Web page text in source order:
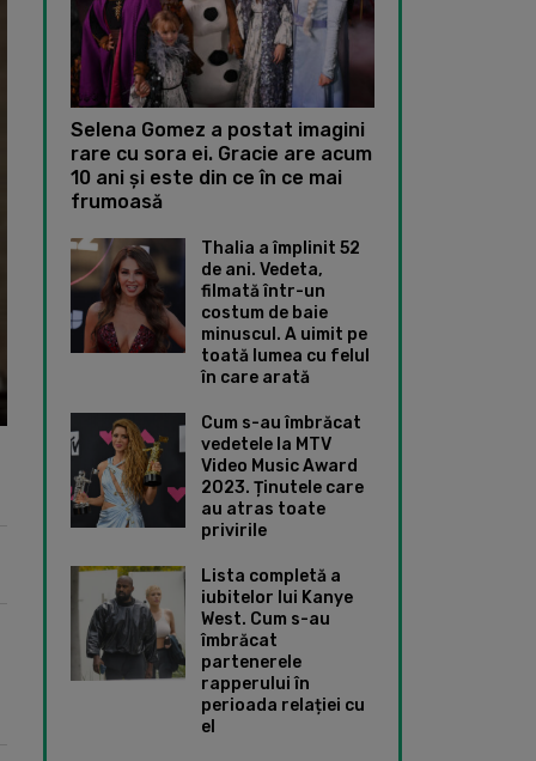
Selena Gomez a postat imagini
rare cu sora ei. Gracie are acum
10 ani și este din ce în ce mai
frumoasă
Thalia a împlinit 52
de ani. Vedeta,
filmată într-un
costum de baie
minuscul. A uimit pe
toată lumea cu felul
în care arată
Cum s-au îmbrăcat
vedetele la MTV
Video Music Award
2023. Ținutele care
au atras toate
privirile
Lista completă a
iubitelor lui Kanye
West. Cum s-au
îmbrăcat
partenerele
rapperului în
perioada relației cu
el